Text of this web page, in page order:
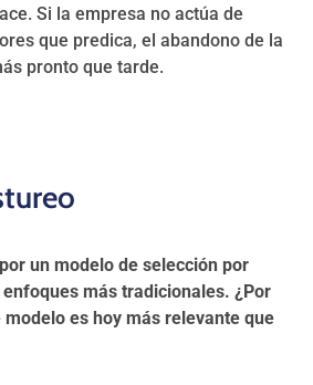
Si la empresa no actúa de
que predica, el abandono de la
pronto que tarde.
un modelo de selección por
más tradicionales. ¿Por
es hoy más relevante que